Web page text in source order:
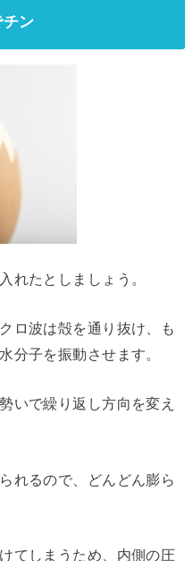
チン
れたとしましょう。
ロ波は殻を通り抜け、も
分子を振動させます。
いで繰り返し方向を変え
れるので、どんどん膨ら
てしまうため、内側の圧